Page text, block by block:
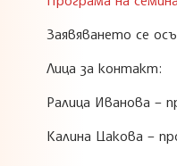
Заявяването се
Лица за контакт:
Ралица Иванова –
Калина Цакова –